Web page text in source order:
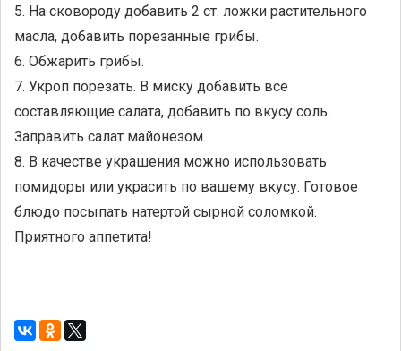
5. На сковороду добавить 2 ст. ложки растительного
масла, добавить порезанные грибы.
6. Обжарить грибы.
7. Укроп порезать. В миску добавить все
составляющие салата, добавить по вкусу соль.
Заправить салат майонезом.
8. В качестве украшения можно использовать
помидоры или украсить по вашему вкусу. Готовое
блюдо посыпать натертой сырной соломкой.
Приятного аппетита!